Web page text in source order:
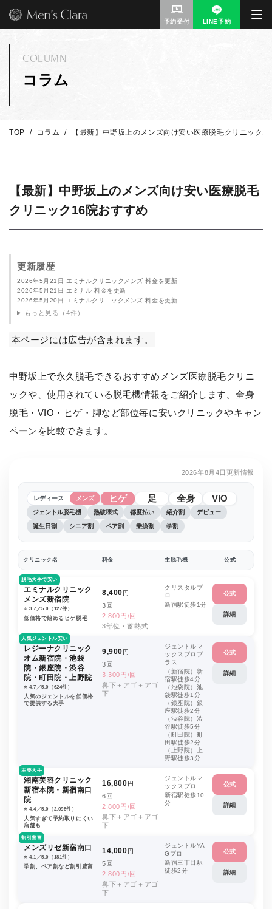
予約受付 LINE予約
コラム
COLUMN
TOP コラム 【最新】中野坂上のメンズ向け安い医療脱毛クリニック
【最新】中野坂上のメンズ向け安い医療脱毛
クリニック16院おすすめ
更新履歴
2026年5月21日 エミナルクリニックメンズ 料金を更新
2026年5月21日 エミナル 料金を更新
2026年5月20日 エミナルクリニックメンズ 料金を更新
もっと見る（4件）
本ページには広告が含まれます。
中野坂上で永久脱毛できるおすすめメンズ医療脱毛クリニ
ックや、使用されている脱毛機情報をご紹介します。全身
脱毛・VIO・ヒゲ・脚など部位毎に安いクリニックやキャン
ペーンを比較できます。
2026年8月4日更新情報
レディース メンズ ヒゲ 足 全身 VIO
ジェントル脱毛機 熱破壊式 都度払い 紹介割 デビュー
誕生日割 シニア割 ペア割 乗換割 学割
クリニック名 料金 主脱毛機 公式
脱毛大手で安い
エミナルクリニック
メンズ新宿院
⭐️ 3.7／5.0（127件）
低価格で始めるヒゲ脱毛
8,400円
3回
2,800円/回
3部位・蓄熱式
クリスタルプ
ロ
新宿駅徒歩1分
公式
詳細
人気ジェントル安い
レジーナクリニック
オム新宿院・池袋
院・銀座院・渋谷
院・町田院・上野院
⭐️ 4.7／5.0（624件）
人気のジェントルを低価格
で提供する大手
9,900円
3回
3,300円/回
鼻下＋アゴ＋アゴ
下
ジェントルマ
ックスプロプ
ラス
（新宿院）新
宿駅徒歩4分
（池袋院）池
袋駅徒歩1分
（銀座院）銀
座駅徒歩2分
（渋谷院）渋
谷駅徒歩5分
（町田院）町
田駅徒歩2分
（上野院）上
野駅徒歩3分
公式
詳細
主要大手
湘南美容クリニック
新宿本院・新宿南口
院
⭐️ 4.4／5.0（2,098件）
人気すぎて予約取りにくい
店舗も
16,800円
6回
2,800円/回
鼻下＋アゴ＋アゴ
下
ジェントルマ
ックスプロ
新宿駅徒歩10
分
公式
詳細
割引豊富
メンズリゼ新宿南口
⭐️ 4.1／5.0（181件）
学割、ペア割など割引豊富
14,000円
5回
2,800円/回
鼻下＋アゴ＋アゴ
下
ジェントルYA
Gプロ
新宿三丁目駅
徒歩2分
公式
詳細